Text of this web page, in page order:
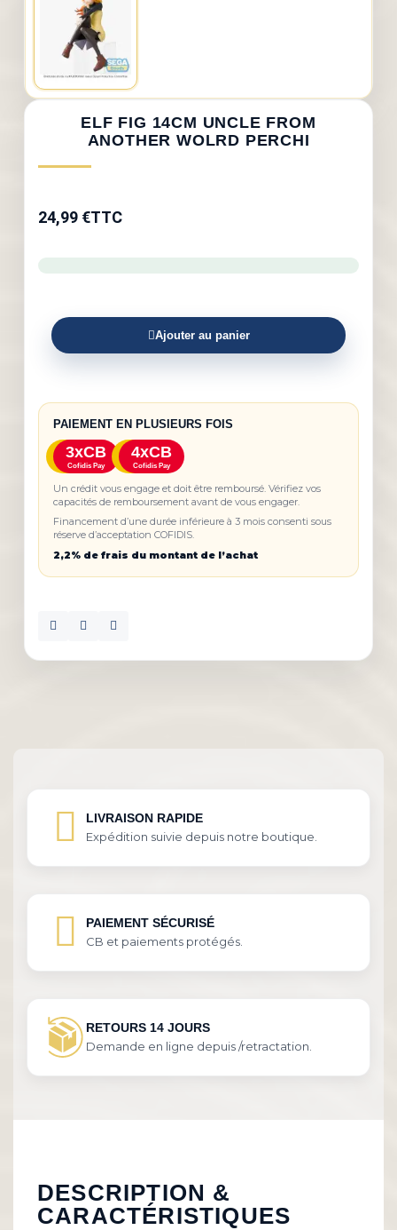
ELF FIG 14CM UNCLE FROM
ANOTHER WOLRD PERCHI
24,99 €TTC
Ajouter au panier
PAIEMENT EN PLUSIEURS FOIS
3xCB
Cofidis Pay
4xCB
Cofidis Pay
Un crédit vous engage et doit être remboursé. Vérifiez vos
capacités de remboursement avant de vous engager.
Financement d’une durée inférieure à 3 mois consenti sous
réserve d’acceptation COFIDIS.
2,2% de frais du montant de l’achat
LIVRAISON RAPIDE
Expédition suivie depuis notre boutique.
PAIEMENT SÉCURISÉ
CB et paiements protégés.
RETOURS 14 JOURS
Demande en ligne depuis /retractation.
DESCRIPTION &
CARACTÉRISTIQUES